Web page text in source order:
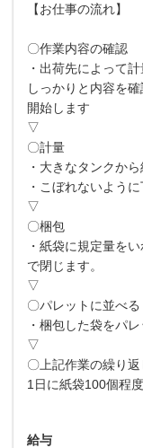
【お仕事の流れ】
〇作業内容の確認
・出荷先によって
しっかりと内容を
開始します
▽
〇計量
・大きなタンクか
・こぼれないよう
▽
〇梱包
・紙袋に規定量を
で閉じます。
▽
〇パレットに並べる
・梱包した袋をパ
▽
〇上記作業の繰り返
1日に紙袋100個程
給与